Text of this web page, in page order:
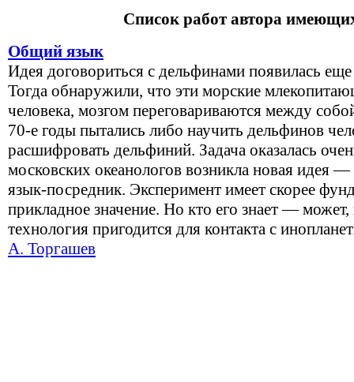
Список работ автора
Общий язык
Идея договориться с дельфинами появилась
Тогда обнаружили, что эти морские
человека, мозгом переговариваются между
70-е годы пытались либо научить дельфинов
расшифровать дельфиний. Задача оказалась
московских океанологов возникла новая идея —
язык-посредник. Эксперимент имеет скорее
прикладное значение. Но кто его знает — может,
технология пригодится для контакта с
А. Торгашев